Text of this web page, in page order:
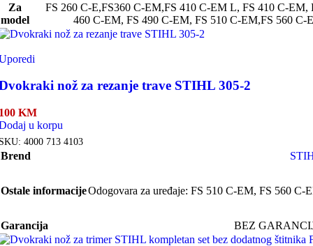
Za
model
FS 260 C-E,FS360 C-EM,FS 410 C-EM L, FS 410 C-EM,
460 C-EM, FS 490 C-EM, FS 510 C-EM,FS 560 C-
nož za rezanje trave STIHL 305-2
KM
u korpu
4000 713 4103
Brend
Ostale informacijeOdogovara za uređaje: FS 510 C-EM, FS 560 C-
Garancija BEZ